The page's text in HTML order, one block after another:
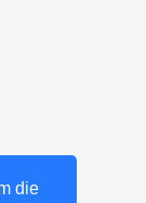
die